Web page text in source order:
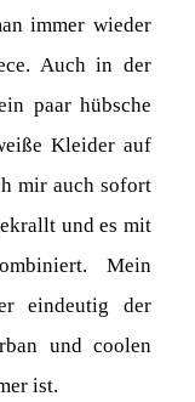
immer wieder
Auch in der
paar hübsche
Kleider auf
mir auch sofort
und es mit
Mein
eindeutig der
und coolen
ist.